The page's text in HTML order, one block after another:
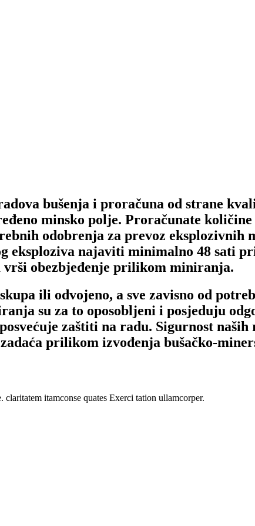
bušenja i proračuna od strane
minsko polje. Proračunate
odobrenja za prevoz eksplozivnih
eksploziva najaviti minimalno 48 sati
vrši obezbjeđenje prilikom miniranja.
ili odvojeno, a sve zavisno od
su za to oposobljeni i posjeduju
zaštiti na radu. Sigurnost
prilikom izvođenja bušačko-
itamconse quates Exerci tation ullamcorper.